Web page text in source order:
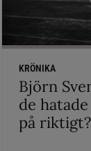
KRÖNIKA
Björn
de
på